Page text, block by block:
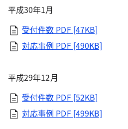
平成30年1月
受付件数 PDF [47KB]
対応事例 PDF [490KB]
平成29年12月
受付件数 PDF [52KB]
対応事例 PDF [499KB]